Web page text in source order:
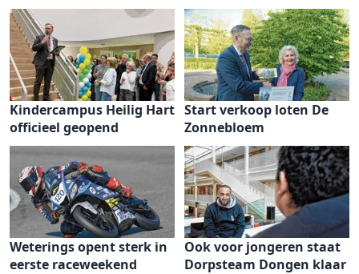
Kindercampus Heilig Hart
officieel geopend
Start verkoop loten De
Zonnebloem
Weterings opent sterk in
eerste raceweekend
Ook voor jongeren staat
Dorpsteam Dongen klaar